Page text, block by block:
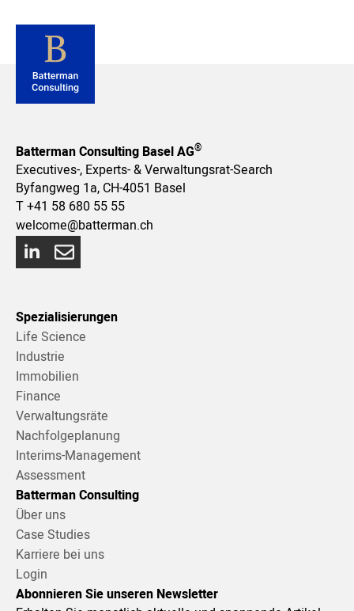
Batterman Consulting Basel AG®
Executives-, Experts- & Verwaltungsrat-Search
Byfangweg 1a, CH-4051 Basel
T+41 58 680 55 55
welcome@batterman.ch
Spezialisierungen
Life Science
Industrie
Immobilien
Finance
Verwaltungsräte
Nachfolgeplanung
Interims-Management
Assessment
Batterman Consulting
Über uns
Case Studies
Karriere bei uns
Login
Abonnieren Sie unseren Newsletter